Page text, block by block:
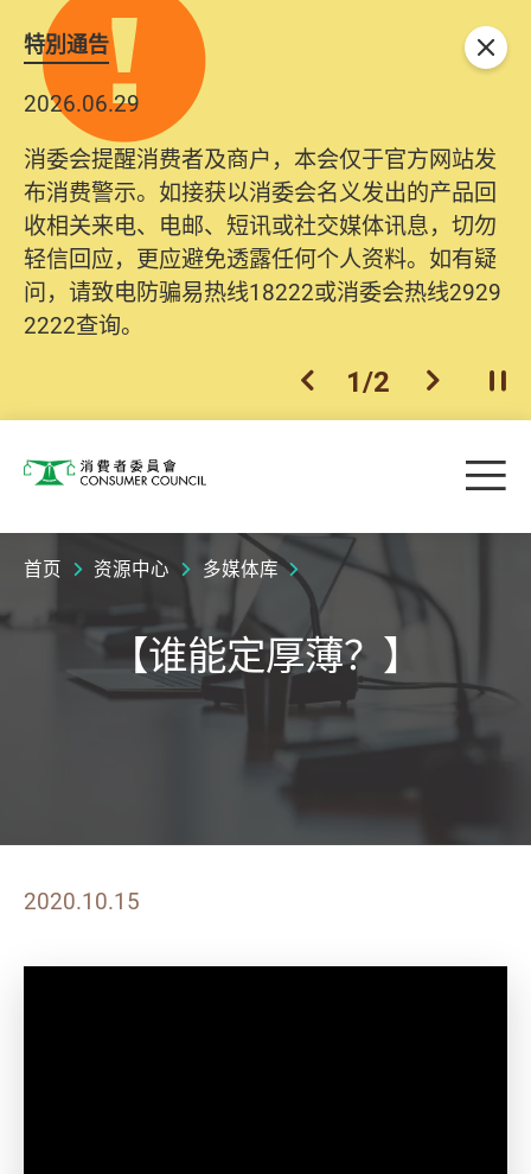
特別通告
2026.06.29
消委会提醒消费者及商户，本会仅于官方网站发
布消费警示。如接获以消委会名义发出的产品回
收相关来电、电邮、短讯或社交媒体讯息，切勿
轻信回应，更应避免透露任何个人资料。如有疑
问，请致电防骗易热线18222或消委会热线2929
2222查询。
上一个
1/2 下一个开
关闭
消费者委员会 目
首页 资源中心 多媒体库
【谁能定厚薄？】
2020.10.15